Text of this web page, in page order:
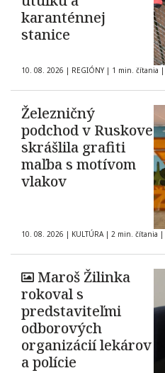
karanténnej
stanice
10. 08. 2026 | REGIÓNY | 1 min. čítania |
Železničný
podchod v Ruskove
skrášlila grafiti
maľba s motívom
vlakov
10. 08. 2026 | KULTÚRA | 2 min. čítania |
Maroš Žilinka
rokoval s
predstaviteľmi
odborových
organizácií lekárov
a polície